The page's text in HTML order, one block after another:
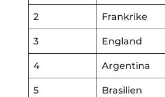
2 Frankrike
3 England
4 Argentina
5 Brasilien